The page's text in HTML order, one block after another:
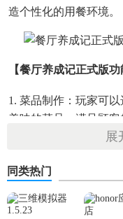
造个性化的用餐环境。
【餐厅养成记正式版功
1. 菜品制作：玩家可
美味的菜品，满足顾客
工的工作量，提高餐厅
3. 财务管理：玩家需
出和利润等，确保餐厅
展
同类热门